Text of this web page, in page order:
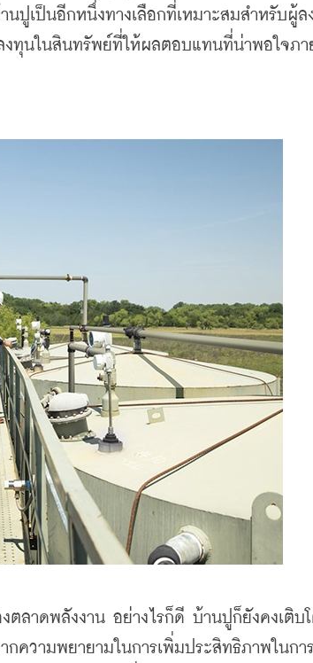
ปูเป็นอีกหนึ่งทางเลือกที่เหมาะสมสำหรับผู้ล
งทุนในสินทรัพย์ที่ให้ผลตอบแทนที่น่าพอใจภา
าดพลังงาน อย่างไรก็ดี บ้านปูก็ยังคงเติบ
กความพยายามในการเพิ่มประสิทธิภาพในกา